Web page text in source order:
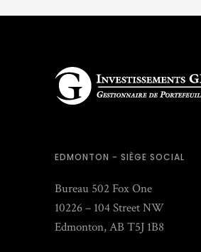
EDMONTON - SIÈGE SOCIAL
Bureau 502 Fox One
10226 – 104 Street NW
Edmonton, AB T5J 1B8